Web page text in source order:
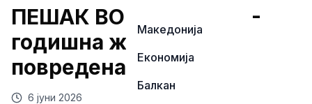
Македонија
Економија
Балкан
ПЕШАК ВО СКОПЈЕ: 78-
годишна жена тешко
повредена
6 јуни 2026